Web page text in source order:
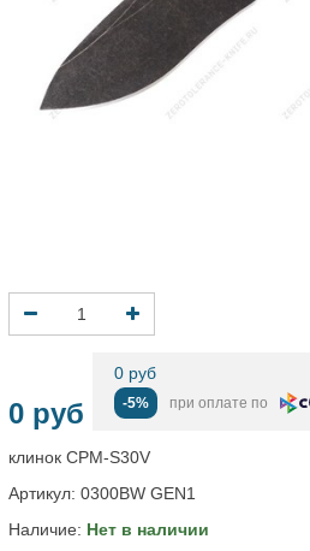
0 руб
0 руб
-5% при оплате по
клинок CPM-S30V
Артикул: 0300BW GEN1
Наличие: Нет в наличии